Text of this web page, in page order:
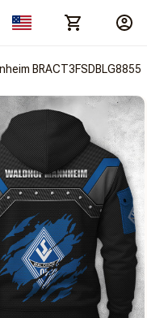
BRACT3FSDBLG8855